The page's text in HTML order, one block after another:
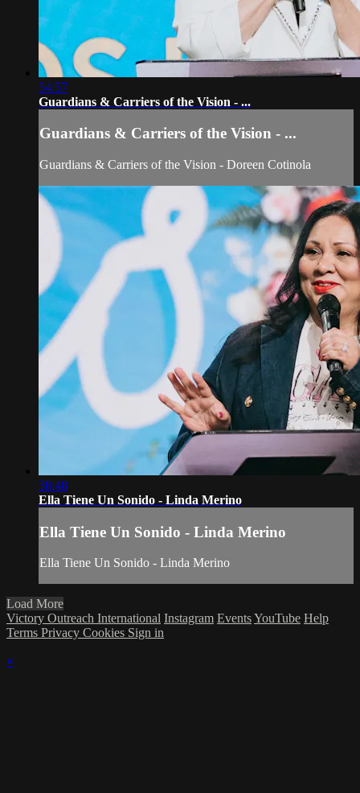
54:57
Guardians & Carriers of the Vision - ...
Guardians & Carriers of the Vision - ...
Guardians & Carriers of the Vision - Doreen Cotinola
38:48
Ella Tiene Un Sonido - Linda Merino
Ella Tiene Un Sonido - Linda Merino
Ella Tiene Un Sonido - Linda Merino
Load More
Victory Outreach International Instagram EventsYouTube Help
Terms Privacy Cookies Sign in
×